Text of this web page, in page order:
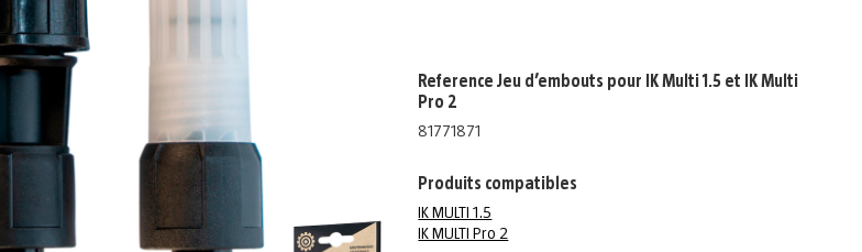
Reference Jeu d’embouts pour IK Multi 1.5 et IK Multi
Pro 2
81771871
Produits compatibles
IK MULTI 1.5
IK MULTI Pro 2